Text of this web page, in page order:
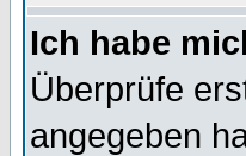
Ich habe
Überprüfe
angegeben